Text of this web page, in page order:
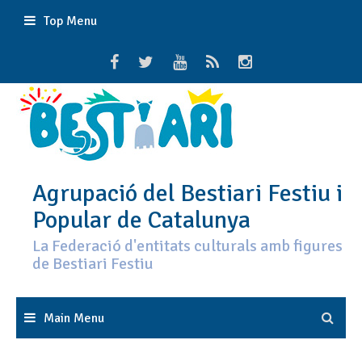
Top Menu
Agrupació del Bestiari Festiu i
Popular de Catalunya
La Federació d'entitats culturals amb figures
de Bestiari Festiu
Main Menu